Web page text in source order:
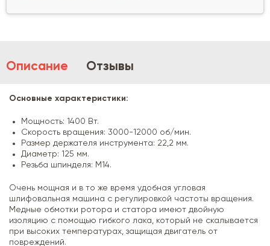
Описание Отзывы
Основные характеристики:
Мощность: 1400 Вт.
Скорость вращения: 3000-12000 об/мин.
Размер держателя инструмента: 22,2 мм.
Диаметр: 125 мм.
Резьба шпинделя: M14.
Очень мощная и в то же время удобная угловая
шлифовальная машина с регулировкой частоты вращения.
Медные обмотки ротора и статора имеют двойную
изоляцию с помощью гибкого лака, который не скалывается
при высоких температурах, защищая двигатель от
повреждений.